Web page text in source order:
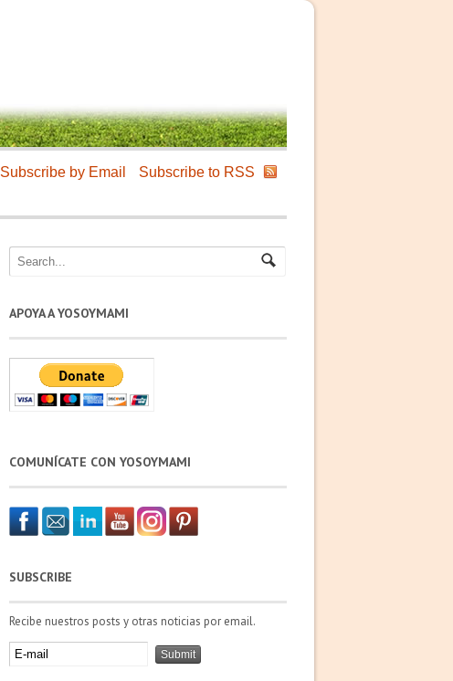
Subscribe by Email
Subscribe to RSS
APOYA A YOSOYMAMI
COMUNÍCATE CON YOSOYMAMI
SUBSCRIBE
Recibe nuestros posts y otras noticias por email.